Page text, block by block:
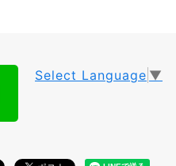
Select Language ▼